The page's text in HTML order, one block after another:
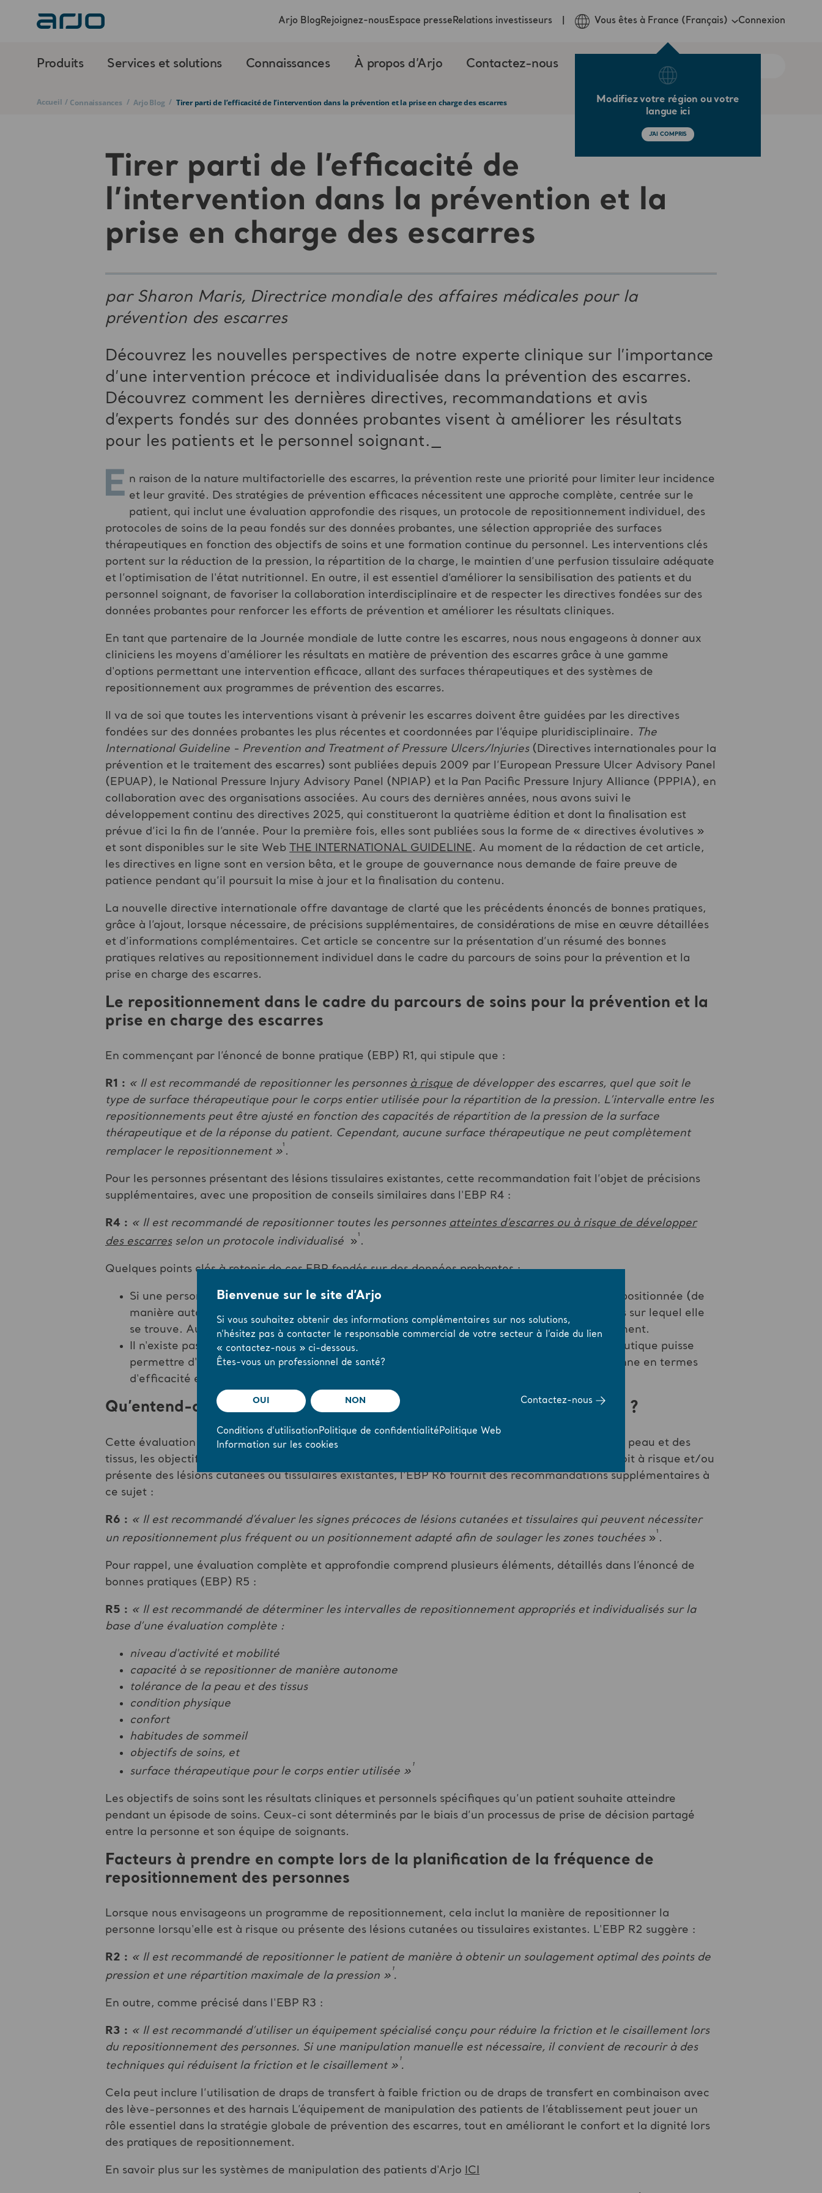
Produits Services et solutions Connaissances À propos d’Arjo Contactez-nous
Arjo BlogRejoignez-nousEspace presseRelations investisseurs Vous êtes à France (Français)
Modifiez votre région ou votre
langue ici
J'AI COMPRIS
Connexion
Accueil / Connaissances / Arjo Blog / Tirer parti de l’efficacité de l’intervention dans la prévention et la prise en charge des escarres
Tirer parti de l’efficacité de
l’intervention dans la prévention et la
prise en charge des escarres
par Sharon Maris, Directrice mondiale des affaires médicales pour la
prévention des escarres
Découvrez les nouvelles perspectives de notre experte clinique sur l’importance
d’une intervention précoce et individualisée dans la prévention des escarres.
Découvrez comment les dernières directives, recommandations et avis
d’experts fondés sur des données probantes visent à améliorer les résultats
pour les patients et le personnel soignant.
E n raison de la nature multifactorielle des escarres, la prévention reste une priorité pour limiter leur incidence
et leur gravité. Des stratégies de prévention efficaces nécessitent une approche complète, centrée sur le
patient, qui inclut une évaluation approfondie des risques, un protocole de repositionnement individuel, des
protocoles de soins de la peau fondés sur des données probantes, une sélection appropriée des surfaces
thérapeutiques en fonction des objectifs de soins et une formation continue du personnel. Les interventions clés
portent sur la réduction de la pression, la répartition de la charge, le maintien d’une perfusion tissulaire adéquate
et l’optimisation de l'état nutritionnel. En outre, il est essentiel d’améliorer la sensibilisation des patients et du
personnel soignant, de favoriser la collaboration interdisciplinaire et de respecter les directives fondées sur des
données probantes pour renforcer les efforts de prévention et améliorer les résultats cliniques.
En tant que partenaire de la Journée mondiale de lutte contre les escarres, nous nous engageons à donner aux
cliniciens les moyens d'améliorer les résultats en matière de prévention des escarres grâce à une gamme
d'options permettant une intervention efficace, allant des surfaces thérapeutiques et des systèmes de
repositionnement aux programmes de prévention des escarres.
Il va de soi que toutes les interventions visant à prévenir les escarres doivent être guidées par les directives
fondées sur des données probantes les plus récentes et coordonnées par l’équipe pluridisciplinaire.
The
International Guideline - Prevention and Treatment of Pressure Ulcers/Injuries (Directives internationales pour la
prévention et le traitement des escarres) sont publiées depuis 2009 par l’European Pressure Ulcer Advisory Panel
(EPUAP), le National Pressure Injury Advisory Panel (NPIAP) et la Pan Pacific Pressure Injury Alliance (PPPIA), en
collaboration avec des organisations associées. Au cours des dernières années, nous avons suivi le
développement continu des directives 2025, qui constitueront la quatrième édition et dont la finalisation est
prévue d’ici la fin de l’année. Pour la première fois, elles sont publiées sous la forme de « directives évolutives »
et sont disponibles sur le site Web THE INTERNATIONAL GUIDELINE. Au moment de la rédaction de cet article,
les directives en ligne sont en version bêta, et le groupe de gouvernance nous demande de faire preuve de
patience pendant qu’il poursuit la mise à jour et la finalisation du contenu.
La nouvelle directive internationale offre davantage de clarté que les précédents énoncés de bonnes pratiques,
grâce à l’ajout, lorsque nécessaire, de précisions supplémentaires, de considérations de mise en œuvre détaillées
et d’informations complémentaires. Cet article se concentre sur la présentation d’un résumé des bonnes
pratiques relatives au repositionnement individuel dans le cadre du parcours de soins pour la prévention et la
prise en charge des escarres.
Le repositionnement dans le cadre du parcours de soins pour la prévention et la
prise en charge des escarres
En commençant par l’énoncé de bonne pratique (EBP) R1, qui stipule que :
R1 : « Il est recommandé de repositionner les personnes à risque de développer des escarres, quel que soit le
type de surface thérapeutique pour le corps entier utilisée pour la répartition de la pression. L’intervalle entre les
repositionnements peut être ajusté en fonction des capacités de répartition de la pression de la surface
thérapeutique et de la réponse du patient. Cependant, aucune surface thérapeutique ne peut complètement
remplacer le repositionnement »¹ .
Pour les personnes présentant des lésions tissulaires existantes, cette recommandation fait l’objet de précisions
supplémentaires, avec une proposition de conseils similaires dans l'EBP R4 :
R4 : « Il est recommandé de repositionner toutes les personnes atteintes d’escarres ou à risque de développer
des escarresselon un protocole individualisé »¹ .
Quelques points clés à retenir de ces EBP fondés sur des données probantes :
Si une personne est à risque ou présente des lésions cutanées ou tissulaires, elle doit être repositionnée (de
manière autonome ou avec assistance), quel que soit la surface thérapeutique ou le matelas sur lequel elle
se trouve. Aucune surface thérapeutique ne peut remplacer complètement le repositionnement.
Il n'existe pas d'intervalle de repositionnement prédéterminé et, bien que la surface thérapeutique puisse
permettre d'ajuster cet intervalle, nous devons surveiller et observer la réponse de la personne en termes
d'efficacité et ajuster l'intervalle en conséquence.
Qu’entend-on par « réponse de la personne en termes d'efficacité » ?
Cette évaluation peut se faire à partir de plusieurs éléments, y compris l’évaluation visuelle de la peau et des
tissus, les objectifs de soins, le niveau de confort et les habitudes de sommeil. Que la personne soit à risque et/ou
présente des lésions cutanées ou tissulaires existantes, l'EBP R6 fournit des recommandations supplémentaires à
ce sujet :
R6 : « Il est recommandé d’évaluer les signes précoces de lésions cutanées et tissulaires qui peuvent nécessiter
un repositionnement plus fréquent ou un positionnement adapté afin de soulager les zones touchées»¹ .
Pour rappel, une évaluation complète et approfondie comprend plusieurs éléments, détaillés dans l’énoncé de
bonnes pratiques (EBP) R5 :
R5 : « Il est recommandé de déterminer les intervalles de repositionnement appropriés et individualisés sur la
base d’une évaluation complète :
niveau d'activité et mobilité
capacité à se repositionner de manière autonome
tolérance de la peau et des tissus
condition physique
confort
habitudes de sommeil
objectifs de soins, et
surface thérapeutique pour le corps entier utilisée » ¹
Les objectifs de soins sont les résultats cliniques et personnels spécifiques qu’un patient souhaite atteindre
pendant un épisode de soins. Ceux-ci sont déterminés par le biais d’un processus de prise de décision partagé
entre la personne et son équipe de soignants.
Facteurs à prendre en compte lors de la planification de la fréquence de
repositionnement des personnes
Lorsque nous envisageons un programme de repositionnement, cela inclut la manière de repositionner la
personne lorsqu'elle est à risque ou présente des lésions cutanées ou tissulaires existantes. L'EBP R2 suggère :
R2 : « Il est recommandé de repositionner le patient de manière à obtenir un soulagement optimal des points de
pression et une répartition maximale de la pression » ¹.
En outre, comme précisé dans l'EBP R3 :
R3 : « Il est recommandé d’utiliser un équipement spécialisé conçu pour réduire la friction et le cisaillement lors
du repositionnement des personnes. Si une manipulation manuelle est nécessaire, il convient de recourir à des
techniques qui réduisent la friction et le cisaillement » ¹.
Cela peut inclure l’utilisation de draps de transfert à faible friction ou de draps de transfert en combinaison avec
des lève-personnes et des harnais L’équipement de manipulation des patients de l’établissement peut jouer un
rôle essentiel dans la stratégie globale de prévention des escarres, tout en améliorant le confort et la dignité lors
des pratiques de repositionnement.
En savoir plus sur les systèmes de manipulation des patients d'Arjo ICI
Bienvenue sur le site d’Arjo
Si vous souhaitez obtenir des informations complémentaires sur nos solutions,
n’hésitez pas à contacter le responsable commercial de votre secteur à l’aide du lien
« contactez-nous » ci-dessous.
Êtes-vous un professionnel de santé?
OUI NON Contactez-nous
Conditions d’utilisation Politique de confidentialité Politique Web
Information sur les cookies